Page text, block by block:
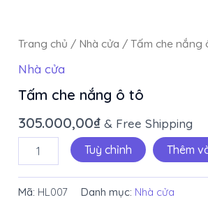
Trang chủ / Nhà cửa / Tấm che nắng
Nhà cửa
Tấm che nắng ô tô
305.000,00₫ & Free Shipping
nắng
tô
số
lượng
Tuỳ chỉnh Thêm
Mã: HL007 Danh mục: Nhà cửa